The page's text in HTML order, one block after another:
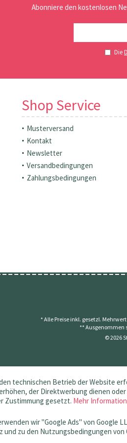
Abonniere den kostenlosen
Die
Shop Service
Musterversand
Kontakt
Newsletter
Versandbedingungen
Zahlungsbedingungen
* Alle Preise inkl. gesetzl.
** Ausgenommen
© 2026
technischen Betrieb der Website
der Direktwerbung dienen
Zustimmung gesetzt. Mehr
wir "Google Ads" von Google
zu den Nutzungsbedingungen von